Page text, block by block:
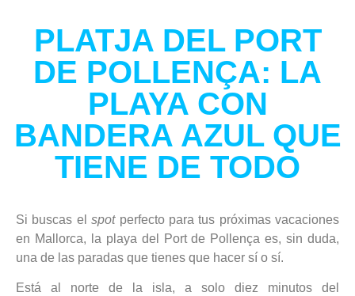
PLATJA DEL PORT
DE POLLENÇA: LA
PLAYA CON
BANDERA AZUL QUE
TIENE DE TODO
Si buscas elspotperfecto para tus próximas vacaciones
en Mallorca, la playa del Port de Pollença es, sin duda,
una de las paradas que tienes que hacer sí o sí.
Está al norte de la isla, a solo diez minutos del